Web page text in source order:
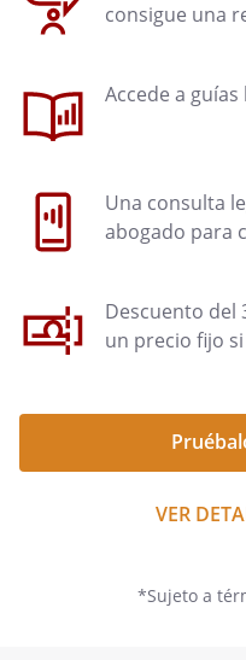
consigue una
Accede a
Una consulta
abogado para
Descuento del
un precio fijo
VER
*Sujeto a